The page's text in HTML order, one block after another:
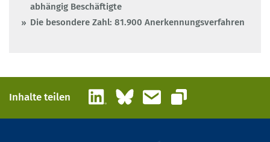
abhängig Beschäftigte
Die besondere Zahl: 81.900 Anerkennungsverfahren
Inhalte teilen LinkedInBlueskyE-Mail
Link kopieren